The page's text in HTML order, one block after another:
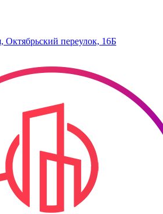
Октябрьский переулок, 16Б